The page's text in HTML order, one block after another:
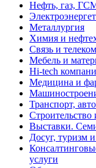
Нефть, газ,
Металлургия
Химия и
Связь и
Мебель и
Hi-tech
Медицина и
Транспорт,
Строительство
Выставки.
Досуг, туризм
услуги